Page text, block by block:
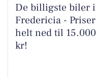
De billigste biler i
Fredericia - Priser
helt ned til 15.000
kr!